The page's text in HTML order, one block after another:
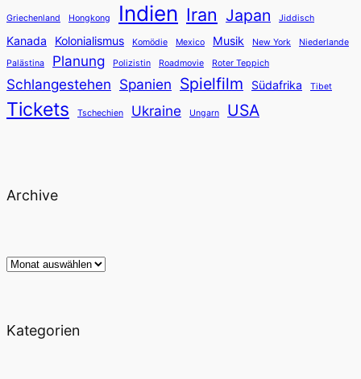
Griechenland Hongkong Indien Iran Japan Jiddisch
Kanada Kolonialismus Komödie Mexico Musik New York
Niederlande
Palästina
Planung Polizistin Roadmovie Roter Teppich
Schlangestehen Spanien Spielfilm Südafrika Tibet
Tickets Tschechien Ukraine Ungarn USA
Archive
Archiv
Kategorien